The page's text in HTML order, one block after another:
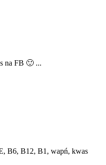
na FB 🙂 ...
B6, B12, B1, wapń, kwas